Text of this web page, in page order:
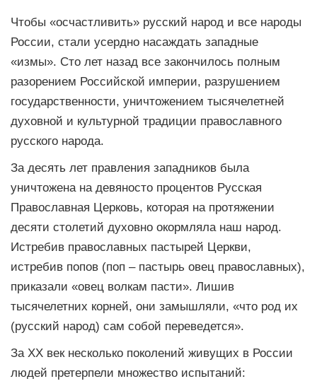
Чтобы «осчастливить» русский народ и все народы
России, стали усердно насаждать западные
«измы». Сто лет назад все закончилось полным
разорением Российской империи, разрушением
государственности, уничтожением тысячелетней
духовной и культурной традиции православного
русского народа.
За десять лет правления западников была
уничтожена на девяносто процентов Русская
Православная Церковь, которая на протяжении
десяти столетий духовно окормляла наш народ.
Истребив православных пастырей Церкви,
истребив попов (поп – пастырь овец православных),
приказали «овец волкам пасти». Лишив
тысячелетних корней, они замышляли, «что род их
(русский народ) сам собой переведется».
За XX век несколько поколений живущих в России
людей претерпели множество испытаний: